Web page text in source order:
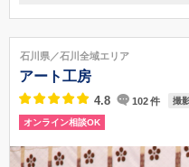
大阪府大阪市北区天神橋2丁目1番
番出口より徒歩3分
06-6351-0025
石川県／石川全域エリア
アート工房
4.8 102件 撮
オンライン相談OK